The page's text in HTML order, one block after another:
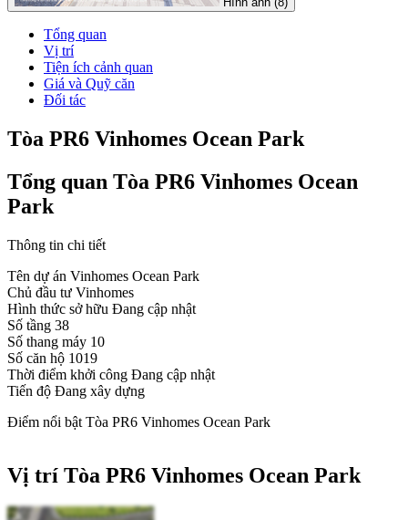
Tổng quan
Vị trí
Tiện ích cảnh quan
Giá và Quỹ căn
Đối tác
Tòa PR6 Vinhomes Ocean Park
Tổng quan Tòa PR6 Vinhomes Ocean
Park
Thông tin chi tiết
Tên dự án Vinhomes Ocean Park
Chủ đầu tư Vinhomes
Hình thức sở hữu Đang cập nhật
Số tầng 38
Số thang máy 10
Số căn hộ 1019
Thời điểm khởi công Đang cập nhật
Tiến độ Đang xây dựng
Điểm nổi bật Tòa PR6 Vinhomes Ocean Park
Vị trí Tòa PR6 Vinhomes Ocean Park